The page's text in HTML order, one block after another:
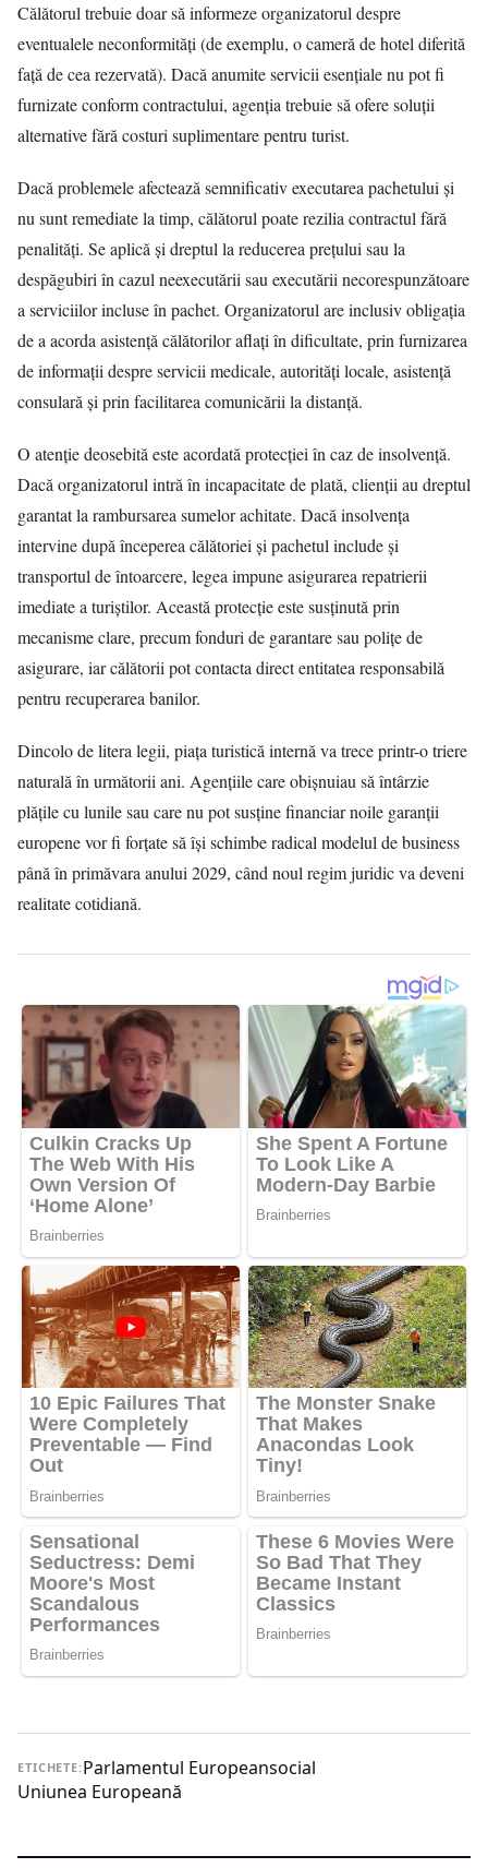
Călătorul trebuie doar să informeze organizatorul despre
eventualele neconformități (de exemplu, o cameră de hotel diferită
față de cea rezervată). Dacă anumite servicii esențiale nu pot fi
furnizate conform contractului, agenția trebuie să ofere soluții
alternative fără costuri suplimentare pentru turist.
Dacă problemele afectează semnificativ executarea pachetului și
nu sunt remediate la timp, călătorul poate rezilia contractul fără
penalități. Se aplică și dreptul la reducerea prețului sau la
despăgubiri în cazul neexecutării sau executării necorespunzătoare
a serviciilor incluse în pachet. Organizatorul are inclusiv obligația
de a acorda asistență călătorilor aflați în dificultate, prin furnizarea
de informații despre servicii medicale, autorități locale, asistență
consulară și prin facilitarea comunicării la distanță.
O atenție deosebită este acordată protecției în caz de insolvență.
Dacă organizatorul intră în incapacitate de plată, clienții au dreptul
garantat la rambursarea sumelor achitate. Dacă insolvența
intervine după începerea călătoriei și pachetul include și
transportul de întoarcere, legea impune asigurarea repatrierii
imediate a turiștilor. Această protecție este susținută prin
mecanisme clare, precum fonduri de garantare sau polițe de
asigurare, iar călătorii pot contacta direct entitatea responsabilă
pentru recuperarea banilor.
Dincolo de litera legii, piața turistică internă va trece printr-o triere
naturală în următorii ani. Agențiile care obișnuiau să întârzie
plățile cu lunile sau care nu pot susține financiar noile garanții
europene vor fi forțate să își schimbe radical modelul de business
până în primăvara anului 2029, când noul regim juridic va deveni
realitate cotidiană.
ETICHETE:Parlamentul Europeansocial
Uniunea Europeană